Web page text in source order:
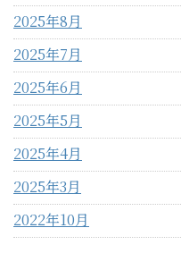
2025年8月
2025年7月
2025年6月
2025年5月
2025年4月
2025年3月
2022年10月